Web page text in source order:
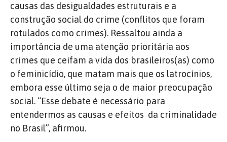
causas das desigualdades estruturais e a
construção social do crime (conflitos que foram
rotulados como crimes). Ressaltou ainda a
importância de uma atenção prioritária aos
crimes que ceifam a vida dos brasileiros(as) como
o feminicídio, que matam mais que os latrocínios,
embora esse último seja o de maior preocupação
social. “Esse debate é necessário para
entendermos as causas e efeitos da criminalidade
no Brasil”, afirmou.